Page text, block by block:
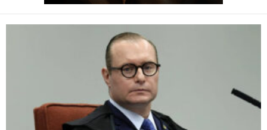
STF: Ministro Cristiano Zanin
vota para derrubar lei que
proíbe atletas transgênero em
competições de Londrina